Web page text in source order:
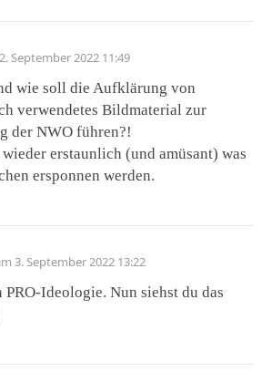
2. September 2022 11:49
wie soll die Aufklärung von
verwendetes Bildmaterial zur
der NWO führen?!
erstaunlich (und amüsant) was
ersponnen werden.
3. September 2022 13:22
PRO-Ideologie. Nun siehst du das